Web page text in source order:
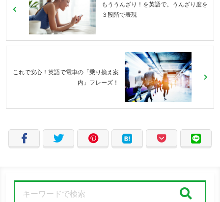
もううんざり！を英語で。うんざり度を
３段階で表現
これで安心！英語で電車の「乗り換え案
内」フレーズ！